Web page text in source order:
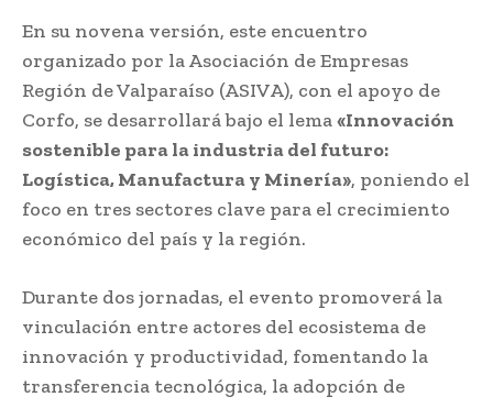
En su novena versión, este encuentro
organizado por la Asociación de Empresas
Región de Valparaíso (ASIVA), con el apoyo de
Corfo, se desarrollará bajo el lema«Innovación
sostenible para la industria del futuro:
Logística, Manufactura y Minería», poniendo el
foco en tres sectores clave para el crecimiento
económico del país y la región.
Durante dos jornadas, el evento promoverá la
vinculación entre actores del ecosistema de
innovación y productividad, fomentando la
transferencia tecnológica, la adopción de